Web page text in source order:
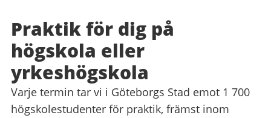
Praktik för dig på
högskola eller
yrkeshögskola
Varje termin tar vi i Göteborgs Stad emot 1 700
högskolestudenter för praktik, främst inom